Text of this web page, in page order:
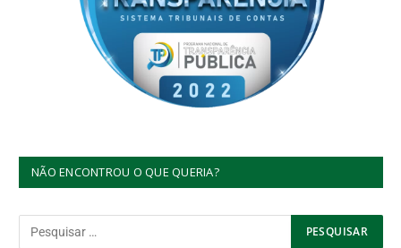
NÃO ENCONTROU O QUE QUERIA?